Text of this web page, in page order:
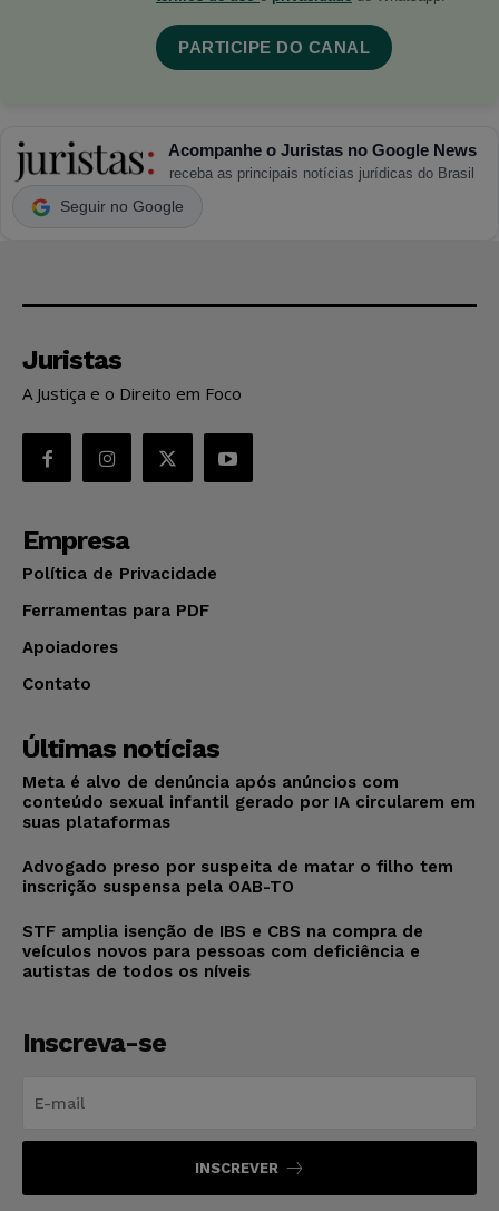
PARTICIPE DO CANAL
Acompanhe o Juristas no Google News
receba as principais notícias jurídicas do Brasil
Seguir no Google
Juristas
A Justiça e o Direito em Foco
Empresa
Política de Privacidade
Ferramentas para PDF
Apoiadores
Contato
Últimas notícias
Meta é alvo de denúncia após anúncios com
conteúdo sexual infantil gerado por IA circularem em
suas plataformas
Advogado preso por suspeita de matar o filho tem
inscrição suspensa pela OAB-TO
STF amplia isenção de IBS e CBS na compra de
veículos novos para pessoas com deficiência e
autistas de todos os níveis
Inscreva-se
INSCREVER